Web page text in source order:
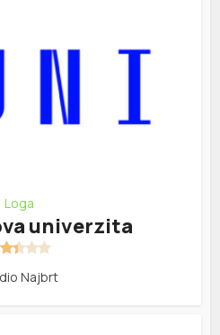
Loga
univerzita
Najbrt